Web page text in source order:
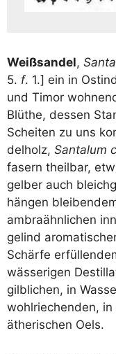
Weiß­san­del,
5. f. 1.] ein in
und Timor
Blü­t­he, des­sen
Schei­ten zu uns
del­holz, San­talum
fa­sern theil­bar,
gel­ber auch
hän­gen
ambra­ähn­li­chen
gelind
Schär­fe
wäs­se­ri­gen
gilb­li­chen, in
wohl­rie­chen­den,
äthe­ri­schen Oels.